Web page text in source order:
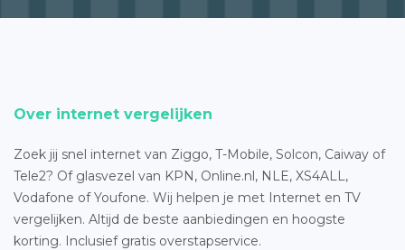
Over internet vergelijken
Zoek jij snel internet van Ziggo, T-Mobile, Solcon, Caiway of
Tele2? Of glasvezel van KPN, Online.nl, NLE, XS4ALL,
Vodafone of Youfone. Wij helpen je met Internet en TV
vergelijken. Altijd de beste aanbiedingen en hoogste
korting. Inclusief gratis overstapservice.